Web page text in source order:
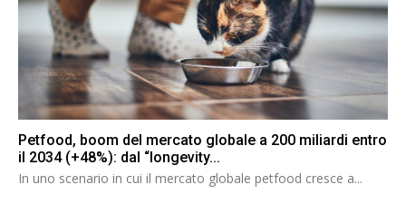
Petfood, boom del mercato globale a 200 miliardi entro
il 2034 (+48%): dal “longevity...
In uno scenario in cui il mercato globale petfood cresce a...